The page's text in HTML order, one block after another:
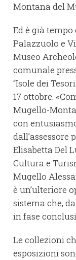
Montana del
Ed è già tempo
Palazzuolo e
Museo
comunale
“Isole dei
17 ottobre.
Mugello-
con
Elisabetta Del
Cultura e
Mugello
è un’ulteriore
sistema che,
in fase
Le collezioni
esposizioni